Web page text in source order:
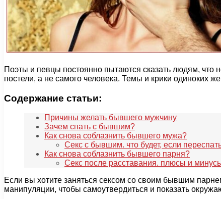
Поэты и певцы постоянно пытаются сказать людям, что
постели, а не самого человека. Темы и крики одиноких
Содержание статьи:
Причины желать бывшего мужчину
Зачем спать с бывшим?
Как снова соблазнить бывшего мужа?
Секс с бывшим. что будет, если
Как снова соблазнить бывшего парня?
Секс после расставания. плюсы и
Если вы хотите заняться сексом со своим бывшим
манипуляции, чтобы самоутвердиться и показать